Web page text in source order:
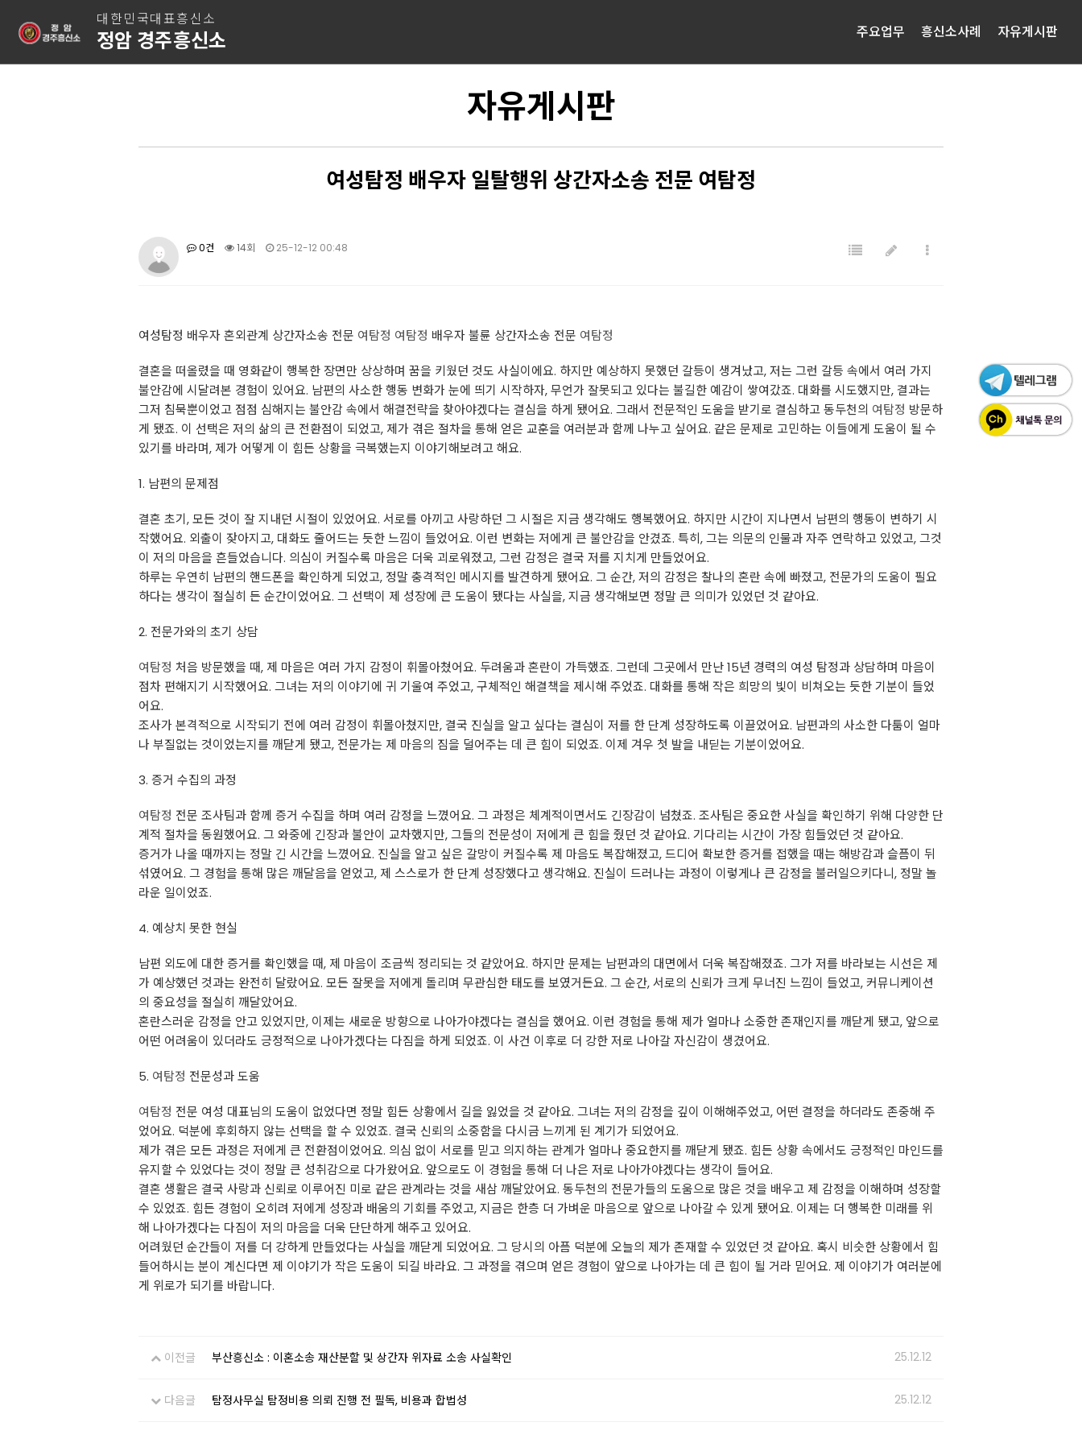
대한민국대표흥신소
정암 경주흥신소 주요업무 흥신소사례 자유게시판
자유게시판
여성탐정 배우자 일탈행위 상간자소송 전문 여탐정
0건 14회 25-12-12 00:48
여성탐정 배우자 혼외관계 상간자소송 전문 여탐정 여탐정 배우자 불륜 상간자소송 전문 여탐정
결혼을 떠올렸을 때 영화같이 행복한 장면만 상상하며 꿈을 키웠던 것도 사실이에요. 하지만 예상하지 못했던 갈등이 생겨났고, 저는 그런 갈등 속에서 여러 가지
불안감에 시달려본 경험이 있어요. 남편의 사소한 행동 변화가 눈에 띄기 시작하자, 무언가 잘못되고 있다는 불길한 예감이 쌓여갔죠. 대화를 시도했지만, 결과는
그저 침묵뿐이었고 점점 심해지는 불안감 속에서 해결전략을 찾아야겠다는 결심을 하게 됐어요. 그래서 전문적인 도움을 받기로 결심하고 동두천의 여탐정 방문하
게 됐죠. 이 선택은 저의 삶의 큰 전환점이 되었고, 제가 겪은 절차을 통해 얻은 교훈을 여러분과 함께 나누고 싶어요. 같은 문제로 고민하는 이들에게 도움이 될 수
있기를 바라며, 제가 어떻게 이 힘든 상황을 극복했는지 이야기해보려고 해요.
1. 남편의 문제점
결혼 초기, 모든 것이 잘 지내던 시절이 있었어요. 서로를 아끼고 사랑하던 그 시절은 지금 생각해도 행복했어요. 하지만 시간이 지나면서 남편의 행동이 변하기 시
작했어요. 외출이 잦아지고, 대화도 줄어드는 듯한 느낌이 들었어요. 이런 변화는 저에게 큰 불안감을 안겼죠. 특히, 그는 의문의 인물과 자주 연락하고 있었고, 그것
이 저의 마음을 흔들었습니다. 의심이 커질수록 마음은 더욱 괴로워졌고, 그런 감정은 결국 저를 지치게 만들었어요.
하루는 우연히 남편의 핸드폰을 확인하게 되었고, 정말 충격적인 메시지를 발견하게 됐어요. 그 순간, 저의 감정은 찰나의 혼란 속에 빠졌고, 전문가의 도움이 필요
하다는 생각이 절실히 든 순간이었어요. 그 선택이 제 성장에 큰 도움이 됐다는 사실을, 지금 생각해보면 정말 큰 의미가 있었던 것 같아요.
2. 전문가와의 초기 상담
여탐정 처음 방문했을 때, 제 마음은 여러 가지 감정이 휘몰아쳤어요. 두려움과 혼란이 가득했죠. 그런데 그곳에서 만난 15년 경력의 여성 탐정과 상담하며 마음이
점차 편해지기 시작했어요. 그녀는 저의 이야기에 귀 기울여 주었고, 구체적인 해결책을 제시해 주었죠. 대화를 통해 작은 희망의 빛이 비쳐오는 듯한 기분이 들었
어요.
조사가 본격적으로 시작되기 전에 여러 감정이 휘몰아쳤지만, 결국 진실을 알고 싶다는 결심이 저를 한 단계 성장하도록 이끌었어요. 남편과의 사소한 다툼이 얼마
나 부질없는 것이었는지를 깨닫게 됐고, 전문가는 제 마음의 짐을 덜어주는 데 큰 힘이 되었죠. 이제 겨우 첫 발을 내딛는 기분이었어요.
3. 증거 수집의 과정
여탐정 전문 조사팀과 함께 증거 수집을 하며 여러 감정을 느꼈어요. 그 과정은 체계적이면서도 긴장감이 넘쳤죠. 조사팀은 중요한 사실을 확인하기 위해 다양한 단
계적 절차을 동원했어요. 그 와중에 긴장과 불안이 교차했지만, 그들의 전문성이 저에게 큰 힘을 줬던 것 같아요. 기다리는 시간이 가장 힘들었던 것 같아요.
증거가 나올 때까지는 정말 긴 시간을 느꼈어요. 진실을 알고 싶은 갈망이 커질수록 제 마음도 복잡해졌고, 드디어 확보한 증거를 접했을 때는 해방감과 슬픔이 뒤
섞였어요. 그 경험을 통해 많은 깨달음을 얻었고, 제 스스로가 한 단계 성장했다고 생각해요. 진실이 드러나는 과정이 이렇게나 큰 감정을 불러일으키다니, 정말 놀
라운 일이었죠.
4. 예상치 못한 현실
남편 외도에 대한 증거를 확인했을 때, 제 마음이 조금씩 정리되는 것 같았어요. 하지만 문제는 남편과의 대면에서 더욱 복잡해졌죠. 그가 저를 바라보는 시선은 제
가 예상했던 것과는 완전히 달랐어요. 모든 잘못을 저에게 돌리며 무관심한 태도를 보였거든요. 그 순간, 서로의 신뢰가 크게 무너진 느낌이 들었고, 커뮤니케이션
의 중요성을 절실히 깨달았어요.
혼란스러운 감정을 안고 있었지만, 이제는 새로운 방향으로 나아가야겠다는 결심을 했어요. 이런 경험을 통해 제가 얼마나 소중한 존재인지를 깨닫게 됐고, 앞으로
어떤 어려움이 있더라도 긍정적으로 나아가겠다는 다짐을 하게 되었죠. 이 사건 이후로 더 강한 저로 나아갈 자신감이 생겼어요.
5. 여탐정 전문성과 도움
여탐정 전문 여성 대표님의 도움이 없었다면 정말 힘든 상황에서 길을 잃었을 것 같아요. 그녀는 저의 감정을 깊이 이해해주었고, 어떤 결정을 하더라도 존중해 주
었어요. 덕분에 후회하지 않는 선택을 할 수 있었죠. 결국 신뢰의 소중함을 다시금 느끼게 된 계기가 되었어요.
제가 겪은 모든 과정은 저에게 큰 전환점이었어요. 의심 없이 서로를 믿고 의지하는 관계가 얼마나 중요한지를 깨닫게 됐죠. 힘든 상황 속에서도 긍정적인 마인드를
유지할 수 있었다는 것이 정말 큰 성취감으로 다가왔어요. 앞으로도 이 경험을 통해 더 나은 저로 나아가야겠다는 생각이 들어요.
결혼 생활은 결국 사랑과 신뢰로 이루어진 미로 같은 관계라는 것을 새삼 깨달았어요. 동두천의 전문가들의 도움으로 많은 것을 배우고 제 감정을 이해하며 성장할
수 있었죠. 힘든 경험이 오히려 저에게 성장과 배움의 기회를 주었고, 지금은 한층 더 가벼운 마음으로 앞으로 나아갈 수 있게 됐어요. 이제는 더 행복한 미래를 위
해 나아가겠다는 다짐이 저의 마음을 더욱 단단하게 해주고 있어요.
어려웠던 순간들이 저를 더 강하게 만들었다는 사실을 깨닫게 되었어요. 그 당시의 아픔 덕분에 오늘의 제가 존재할 수 있었던 것 같아요. 혹시 비슷한 상황에서 힘
들어하시는 분이 계신다면 제 이야기가 작은 도움이 되길 바라요. 그 과정을 겪으며 얻은 경험이 앞으로 나아가는 데 큰 힘이 될 거라 믿어요. 제 이야기가 여러분에
게 위로가 되기를 바랍니다.
이전글 부산흥신소 : 이혼소송 재산분할 및 상간자 위자료 소송 사실확인 25.12.12
다음글 탐정사무실 탐정비용 의뢰 진행 전 필독, 비용과 합법성 25.12.12